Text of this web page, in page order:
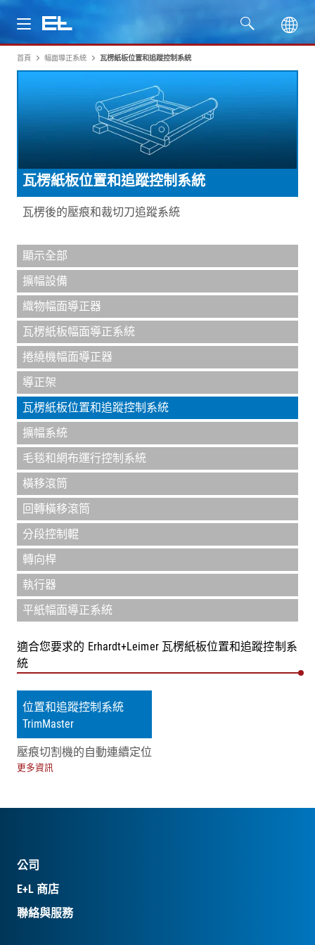
產品
公司
首頁 幅面導正系統 瓦楞紙板位置和追蹤控制系統
瓦楞紙板位置和追蹤控制系統
瓦楞後的壓痕和裁切刀追蹤系統
顯示全部
擴幅設備
織物幅面導正器
瓦楞紙板幅面導正系統
捲繞機幅面導正器
導正架
瓦楞紙板位置和追蹤控制系統
擴幅系統
毛毯和網布運行控制系統
橫移滾筒
回轉橫移滾筒
分段控制輥
轉向桿
執行器
平紙幅面導正系統
適合您要求的 Erhardt+Leimer 瓦楞紙板位置和追蹤控制系
統
位置和追蹤控制系統
TrimMaster
壓痕切割機的自動連續定位
更多資訊
公司
E+L 商店
聯絡與服務